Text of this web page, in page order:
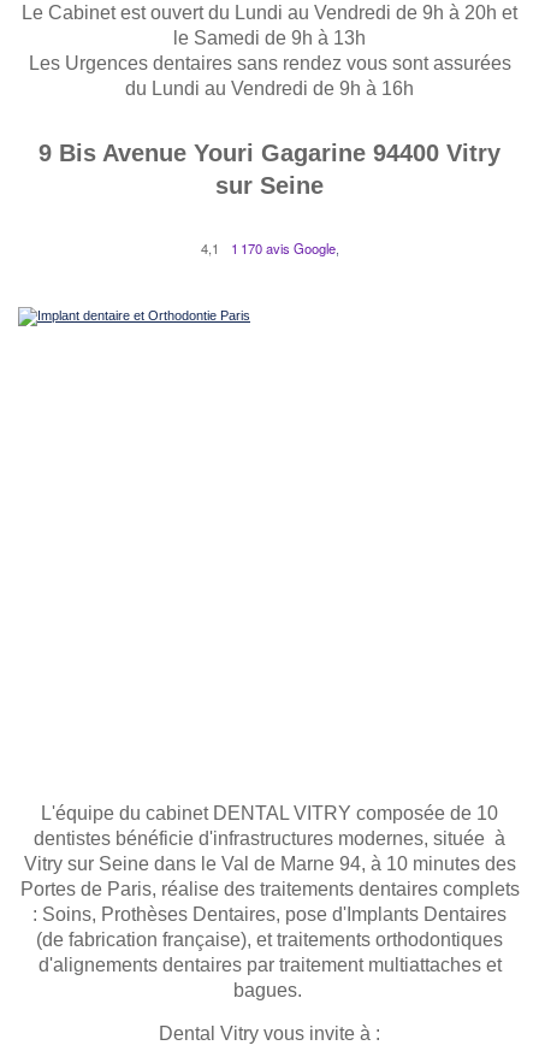
Le Cabinet est ouvert du Lundi au Vendredi de 9h à 20h et
le Samedi de 9h à 13h
Les Urgences dentaires sans rendez vous sont assurées
du Lundi au Vendredi de 9h à 16h
9 Bis Avenue Youri Gagarine 94400 Vitry
sur Seine
4,1 1 170 avis Google,
L'équipe du cabinet DENTAL VITRY composée de 10
dentistes bénéficie d'infrastructures modernes, située à
Vitry sur Seine dans le Val de Marne 94, à 10 minutes des
Portes de Paris, réalise des traitements dentaires complets
: Soins, Prothèses Dentaires, pose d'Implants Dentaires
(de fabrication française), et traitements orthodontiques
d'alignements dentaires par traitement multiattaches et
bagues.
Dental Vitry vous invite à :